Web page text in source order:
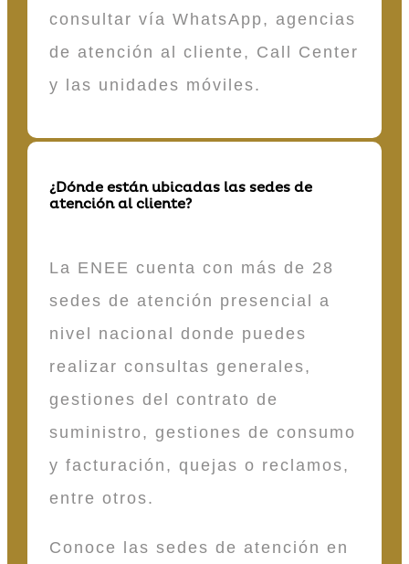
consultar vía WhatsApp, agencias
de atención al cliente, Call Center
y las unidades móviles.
¿Dónde están ubicadas las sedes de
atención al cliente?
La ENEE cuenta con más de 28
sedes de atención presencial a
nivel nacional donde puedes
realizar consultas generales,
gestiones del contrato de
suministro, gestiones de consumo
y facturación, quejas o reclamos,
entre otros.
Conoce las sedes de atención en